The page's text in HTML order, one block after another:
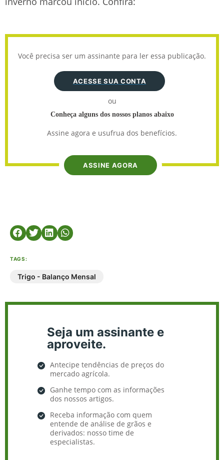
Você precisa ser um assinante para ler essa publicação.
ACESSE SUA CONTA
ou
Conheça alguns dos nossos planos abaixo
Assine agora e usufrua dos benefícios.
ASSINE AGORA
TAGS:
Trigo - Balanço Mensal
Seja um assinante e
aproveite.
Antecipe tendências de preços do
mercado agrícola.
Ganhe tempo com as informações
dos nossos artigos.
Receba informação com quem
entende de análise de grãos e
derivados: nosso time de
especialistas.